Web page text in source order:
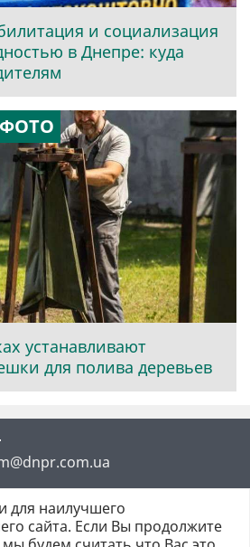
и социализация
в Днепре: куда
устанавливают
для полива деревьев
для наилучшего
сайта. Если Вы продолжите